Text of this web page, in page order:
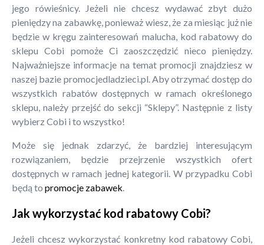
jego rówieśnicy. Jeżeli nie chcesz wydawać zbyt dużo
pieniędzy na zabawkę, ponieważ wiesz, że za miesiąc już nie
będzie w kręgu zainteresowań malucha, kod rabatowy do
sklepu Cobi pomoże Ci zaoszczędzić nieco pieniędzy.
Najważniejsze informacje na temat promocji znajdziesz w
naszej bazie promocjedladzieci.pl. Aby otrzymać dostęp do
wszystkich rabatów dostępnych w ramach określonego
sklepu, należy przejść do sekcji “Sklepy”. Następnie z listy
wybierz Cobi i to wszystko!
Może się jednak zdarzyć, że bardziej interesującym
rozwiązaniem, będzie przejrzenie wszystkich ofert
dostępnych w ramach jednej kategorii. W przypadku Cobi
będą to promocje zabawek
Jak wykorzystać kod rabatowy Cobi?
Jeżeli chcesz wykorzystać konkretny kod rabatowy Cobi,